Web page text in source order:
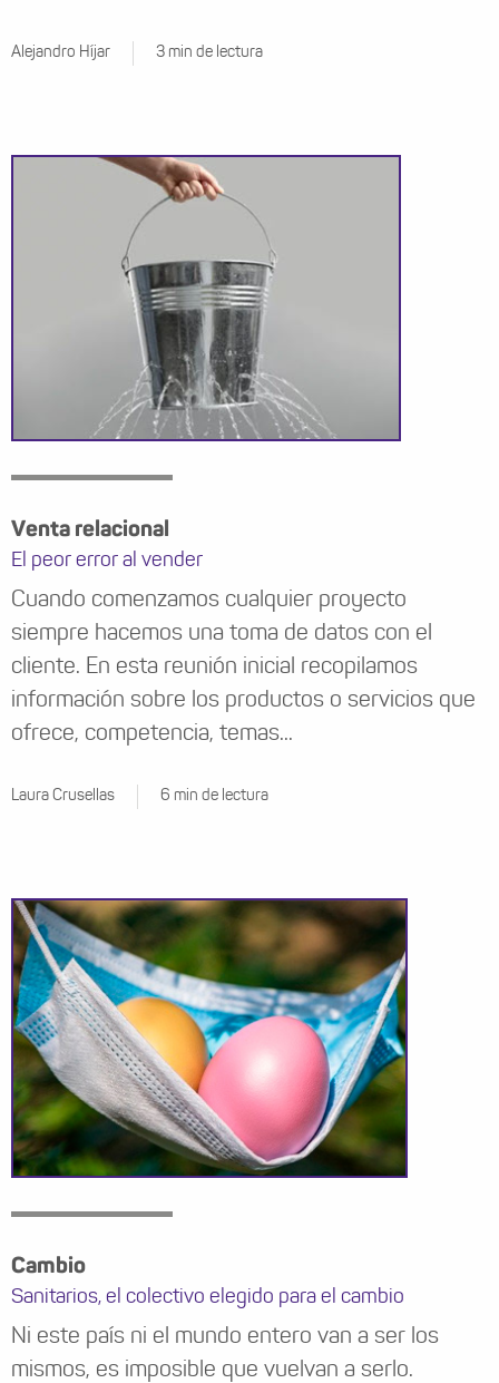
Alejandro Híjar 3 min de lectura
Venta relacional
El peor error al vender
Cuando comenzamos cualquier proyecto
siempre hacemos una toma de datos con el
cliente. En esta reunión inicial recopilamos
información sobre los productos o servicios que
ofrece, competencia, temas...
Laura Crusellas 6 min de lectura
Cambio
Sanitarios, el colectivo elegido para el cambio
Ni este país ni el mundo entero van a ser los
mismos, es imposible que vuelvan a serlo.